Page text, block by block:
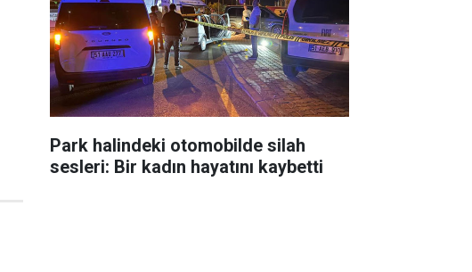
Park halindeki otomobilde silah
sesleri: Bir kadın hayatını kaybetti